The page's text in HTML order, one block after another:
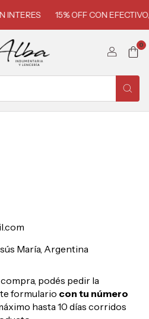
INTERES 15% OFF CON
0
María, Argentina
podés pedir la
formulario con tu número
hasta 10 días corridos